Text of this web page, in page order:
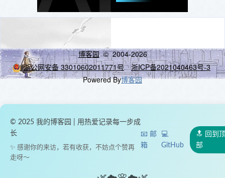
博客园© 2004-2026
浙公网安备 33010602011771号
浙ICP备2021040463号-3
Powered By博客园
© 2025 我的博客园 | 用热爱记录每一步成
长
✨ 感谢你的来访，若有收获，不妨点个赞再
走呀～
📧 邮
箱
💻
GitHub
🔝 回到
部